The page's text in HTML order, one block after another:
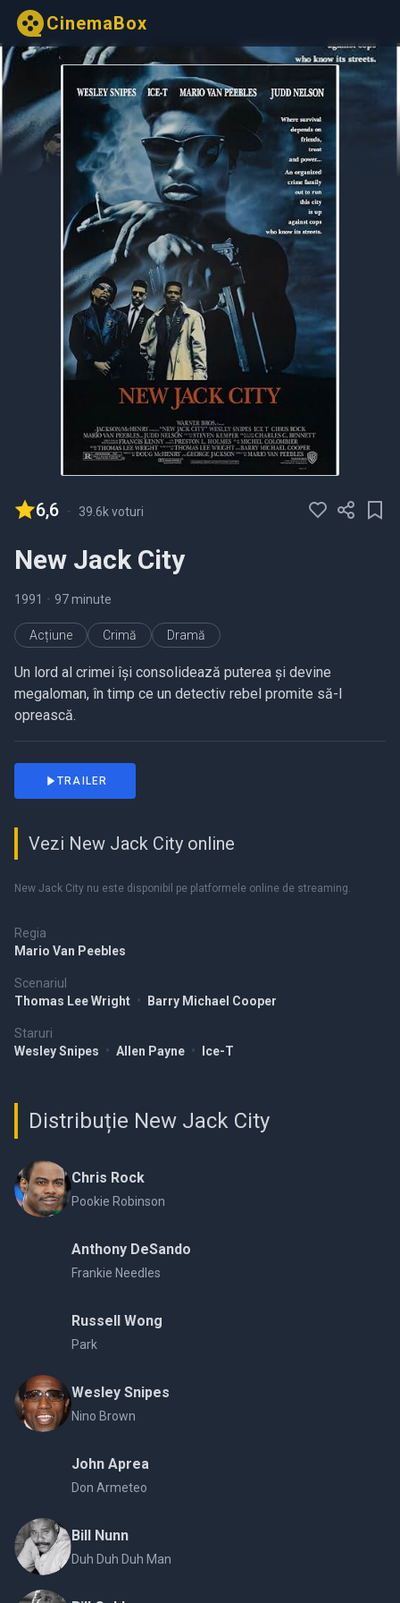
CinemaBox
6,6 - 39.6k voturi
New Jack City
1991 • 97 minute
Acțiune Crimă Dramă
Un lord al crimei își consolidează puterea și devine
megaloman, în timp ce un detectiv rebel promite să-l
oprească.
Regia
Mario Van Peebles
Scenariul
Thomas Lee Wright • Barry Michael Cooper
Staruri
Wesley Snipes • Allen Payne • Ice-T
TRAILER
Vezi New Jack City online
New Jack City nu este disponibil pe platformele online de streaming.
Distribuție New Jack City
Chris Rock
Pookie Robinson
Anthony DeSando
Frankie Needles
Russell Wong
Park
Wesley Snipes
Nino Brown
John Aprea
Don Armeteo
Bill Nunn
Duh Duh Duh Man